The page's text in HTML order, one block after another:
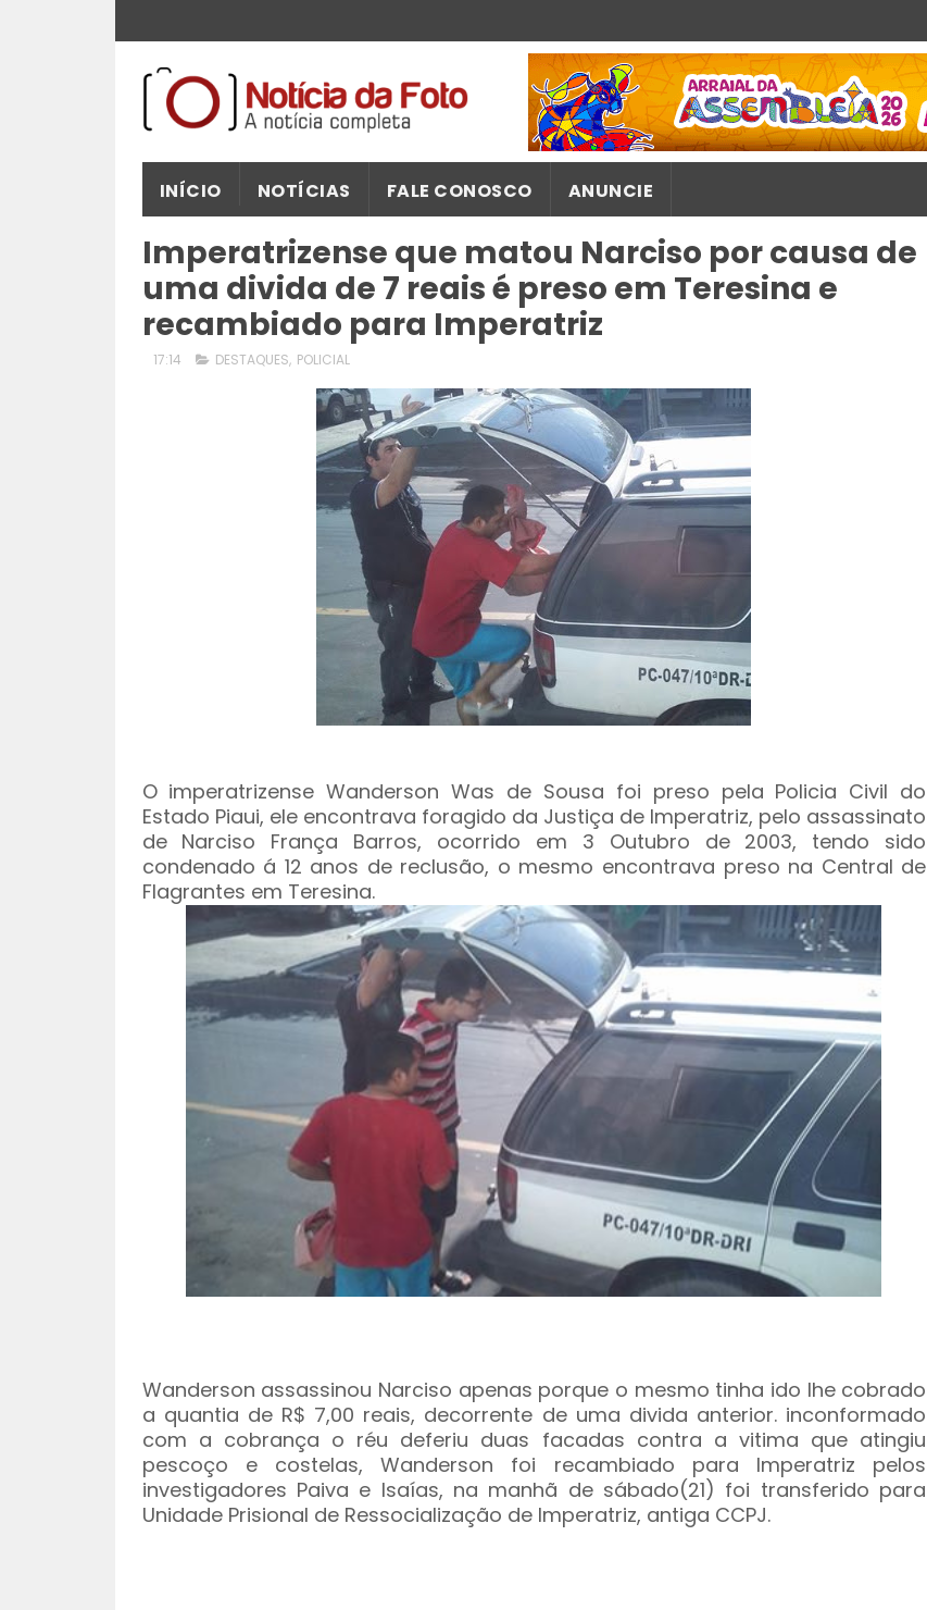
INÍCIO NOTÍCIAS FALE CONOSCO ANUNCIE
Imperatrizense que matou Narciso por causa de
uma divida de 7 reais é preso em Teresina e
recambiado para Imperatriz
17:14 DESTAQUES, POLICIAL
O imperatrizense Wanderson Was de Sousa foi preso pela Policia Civil do
Estado Piaui, ele encontrava foragido da Justiça de Imperatriz, pelo assassinato
de Narciso França Barros, ocorrido em 3 Outubro de 2003, tendo sido
condenado á 12 anos de reclusão, o mesmo encontrava preso na Central de
Flagrantes em Teresina.
Wanderson assassinou Narciso apenas porque o mesmo tinha ido lhe cobrado
a quantia de R$ 7,00 reais, decorrente de uma divida anterior. inconformado
com a cobrança o réu deferiu duas facadas contra a vitima que atingiu
pescoço e costelas, Wanderson foi recambiado para Imperatriz pelos
investigadores Paiva e Isaías, na manhã de sábado(21) foi transferido para
Unidade Prisional de Ressocialização de Imperatriz, antiga CCPJ.